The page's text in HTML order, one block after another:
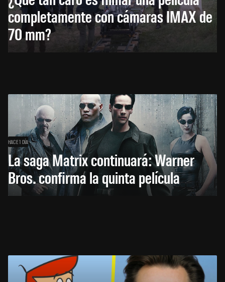
completamente con cámaras IMAX de
70 mm?
HACE 1 DÍA
La saga Matrix continuará: Warner
Bros. confirma la quinta película